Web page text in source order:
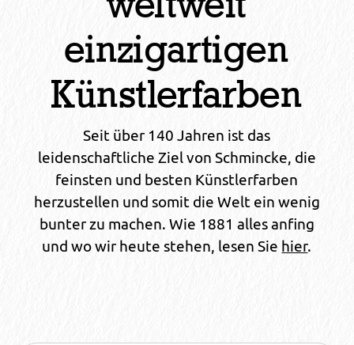
einzigartigen
Künstlerfarben
Seit über 140 Jahren ist das
leidenschaftliche Ziel von Schmincke, die
feinsten und besten Künstlerfarben
herzustellen und somit die Welt ein wenig
bunter zu machen. Wie 1881 alles anfing
und wo wir heute stehen, lesen Sie hier.